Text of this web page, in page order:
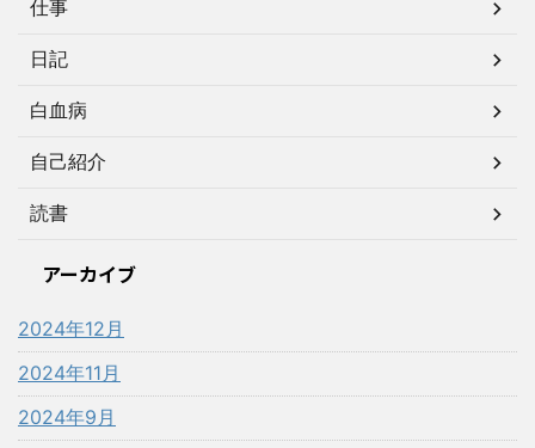
仕事
日記
白血病
自己紹介
読書
アーカイブ
2024年12月
2024年11月
2024年9月